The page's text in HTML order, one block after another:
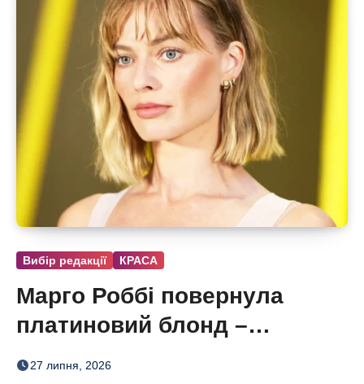
Вибір редакції КРАСА
Марго Роббі повернула
платиновий блонд –
настільки світлого волосся
27 липня, 2026